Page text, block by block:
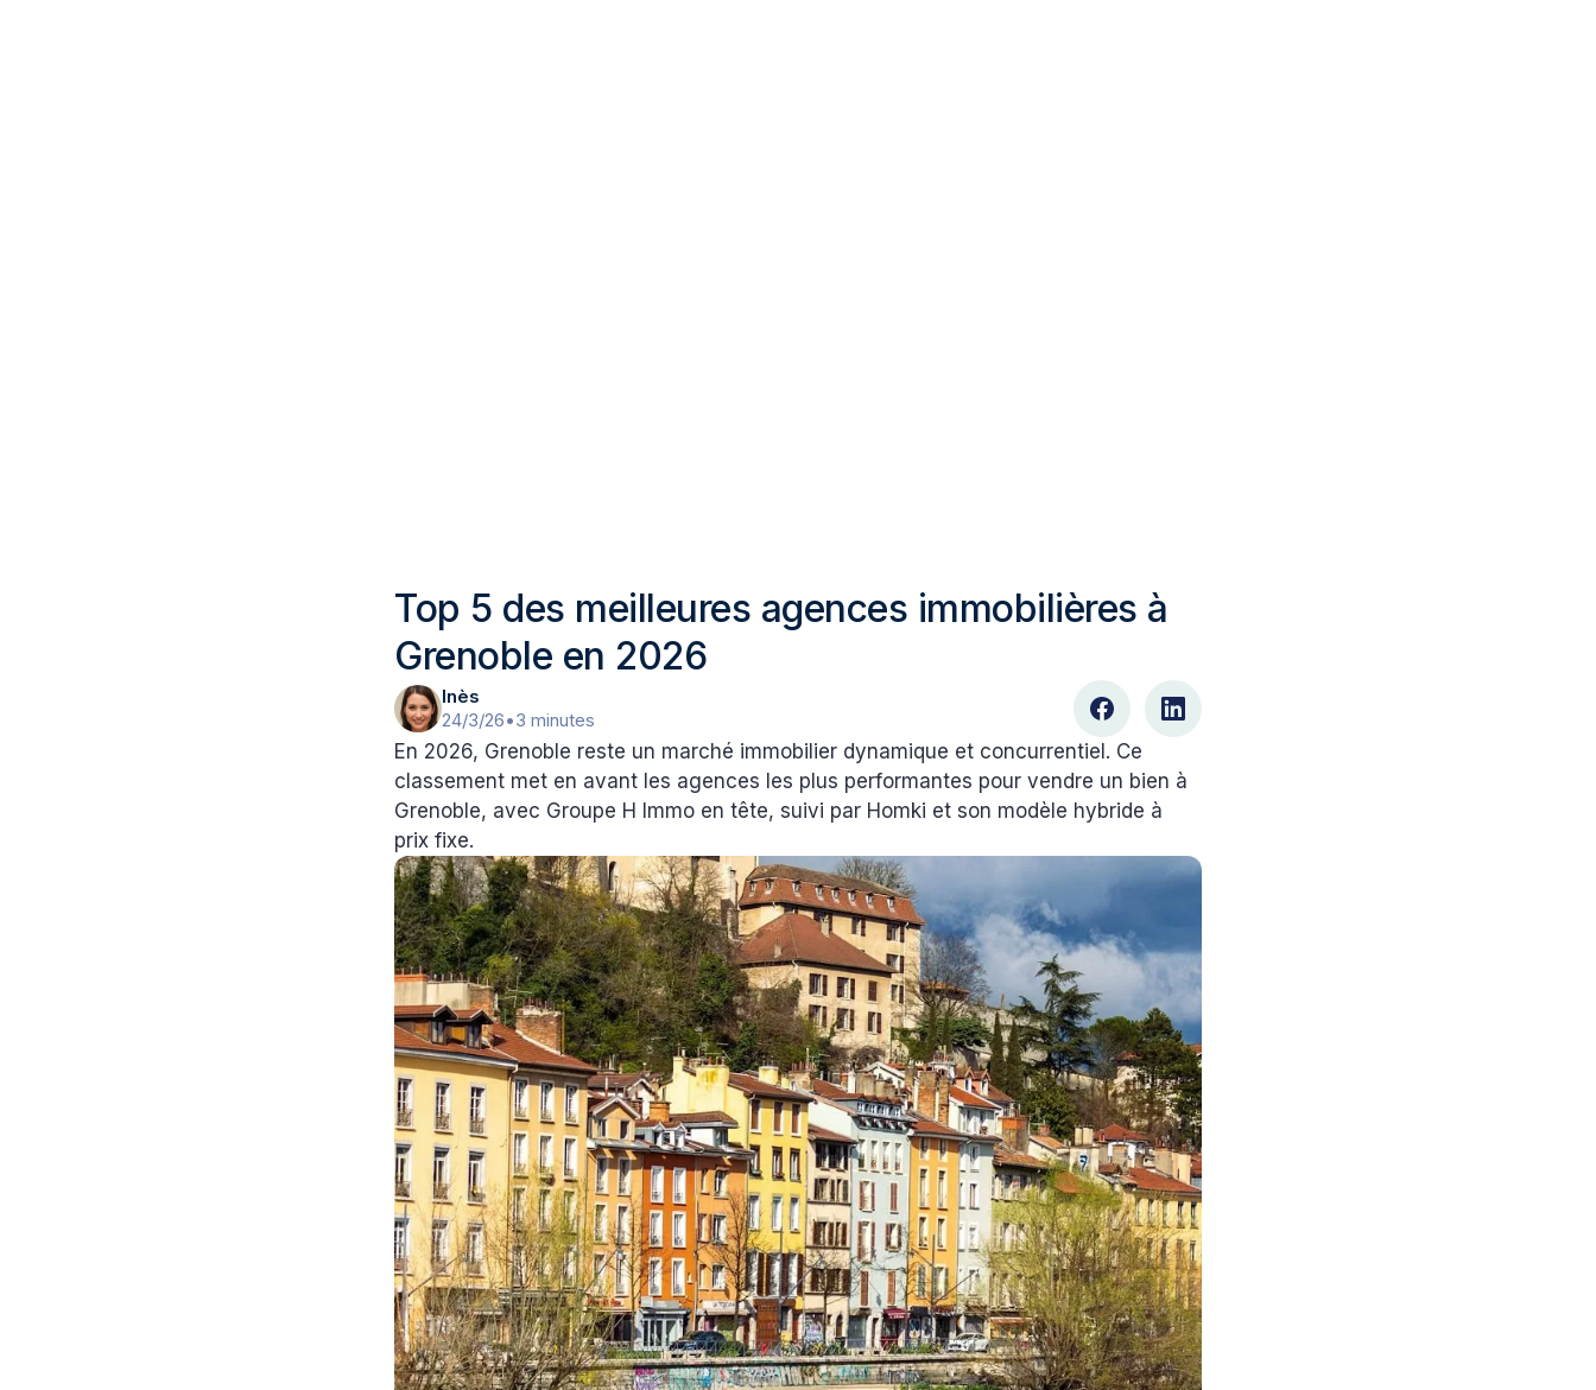
Top 5 des meilleures agences immobilières à
Grenoble en 2026
Inès
24/3/26•3 minutes
En 2026, Grenoble reste un marché immobilier dynamique et concurrentiel. Ce
classement met en avant les agences les plus performantes pour vendre un bien à
Grenoble, avec Groupe H Immo en tête, suivi par Homki et son modèle hybride à
prix fixe.